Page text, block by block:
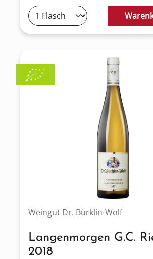
Weingut Dr. Bürklin-Wolf
Langenmorgen G.C.
2018